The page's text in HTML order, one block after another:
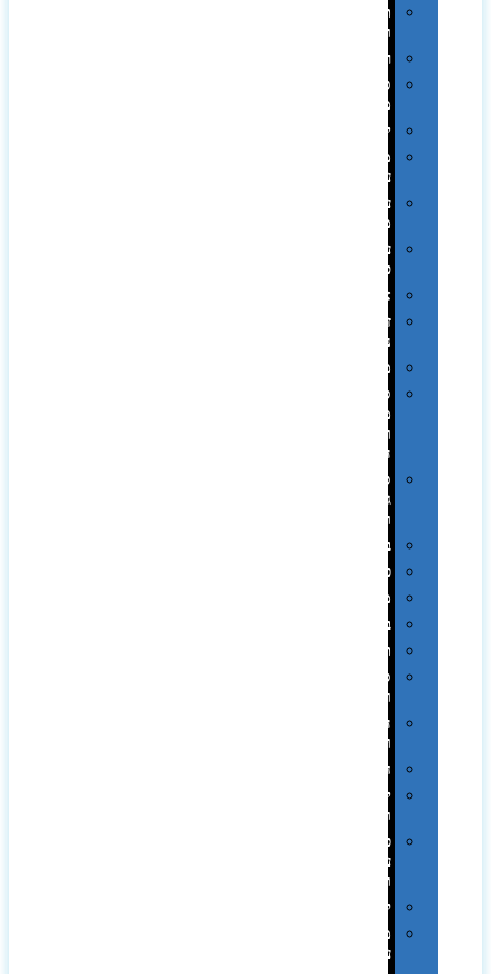
תערוכות
וכנסים
רמקולים
סוכריות
ממותגות
יודאיקה
מארזי
עטים
עטי
מתכת
עטי
פלסטיק
אוזניות
זכרונות
ניידים
מפצלים
סביבת
מחשב
וציוד
היקפי
סוללות
גיבוי
ומטענים
ביגוד
כובעים
מגבות
בקבוקים
תרמי
ספלים
וכוסות
הוקרה
ואומנות
חגים
יין
ומארזים
כלי
עבודה
ופנסים
למטבח
מוצרי
עור